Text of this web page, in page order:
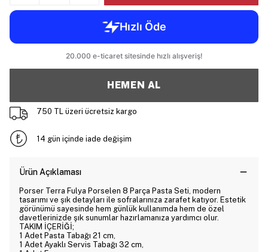
HEMEN AL
750 TL üzeri ücretsiz kargo
14 gün içinde iade değişim
Ürün Açıklaması
Porser Terra Fulya Porselen 8 Parça Pasta Seti, modern
tasarımı ve şık detayları ile sofralarınıza zarafet katıyor. Estetik
görünümü sayesinde hem günlük kullanımda hem de özel
davetlerinizde şık sunumlar hazırlamanıza yardımcı olur.
TAKIM İÇERİĞİ;
1 Adet Pasta Tabağı 21 cm,
1 Adet Ayaklı Servis Tabağı 32 cm,